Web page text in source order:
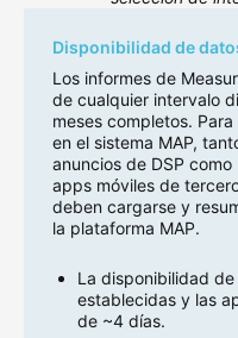
Disponibilidad de
Los informes de
de cualquier intervalo
meses completos.
en el sistema MAP,
anuncios de DSP
apps móviles de
deben cargarse y
la plataforma MAP.
La disponibilidad
establecidas y las
de ~4 días.